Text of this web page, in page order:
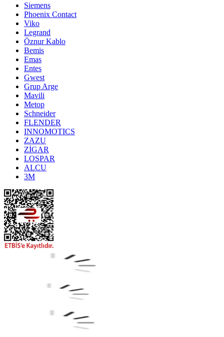
Siemens
Phoenix Contact
Viko
Legrand
Öznur Kablo
Bemis
Emas
Entes
Gwest
Grup Arge
Mavili
Metop
Schneider
FLENDER
INNOMOTICS
ZAZU
ZİGAR
LOSPAR
ALCU
3M